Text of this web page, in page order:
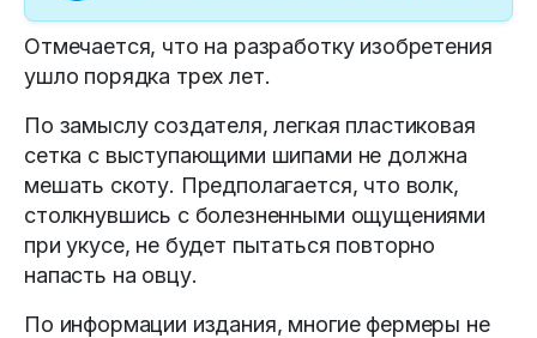
Отмечается, что на разработку изобретения
ушло порядка трех лет.
По замыслу создателя, легкая пластиковая
сетка с выступающими шипами не должна
мешать скоту. Предполагается, что волк,
столкнувшись с болезненными ощущениями
при укусе, не будет пытаться повторно
напасть на овцу.
По информации издания, многие фермеры не